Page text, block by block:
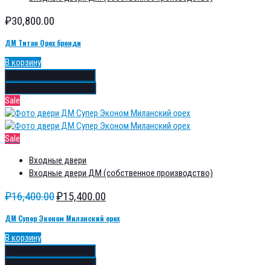
₽30,800.00
ДМ Титан Орех бренди
В корзину
Sale
Sale
Входные двери
Входные двери ДМ (собственное производство)
₽16,400.00₽15,400.00
ДМ Супер Эконом Миланский орех
В корзину